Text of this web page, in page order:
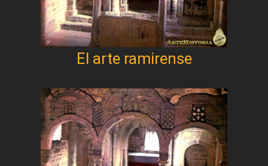
El arte ramirense